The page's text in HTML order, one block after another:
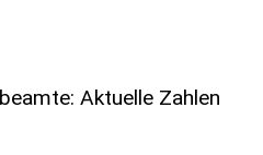
Aktuelle Zahlen